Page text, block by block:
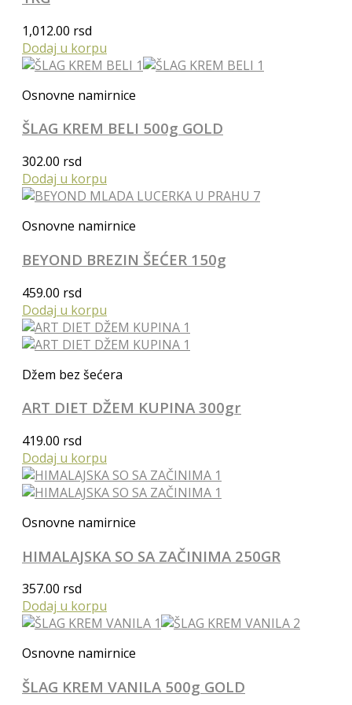
1,012.00 rsd
Dodaj u korpu
Osnovne namirnice
ŠLAG KREM BELI 500g GOLD
302.00 rsd
Dodaj u korpu
Osnovne namirnice
BEYOND BREZIN ŠEĆER 150g
459.00 rsd
Dodaj u korpu
Džem bez šećera
ART DIET DŽEM KUPINA 300gr
419.00 rsd
Dodaj u korpu
Osnovne namirnice
HIMALAJSKA SO SA ZAČINIMA 250GR
357.00 rsd
Dodaj u korpu
Osnovne namirnice
ŠLAG KREM VANILA 500g GOLD